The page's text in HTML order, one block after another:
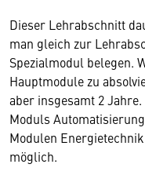
Dieser Lehrabschnitt
man gleich zur
Spezialmodul belegen.
Hauptmodule zu
aber insgesamt 2
Moduls
Modulen
möglich.